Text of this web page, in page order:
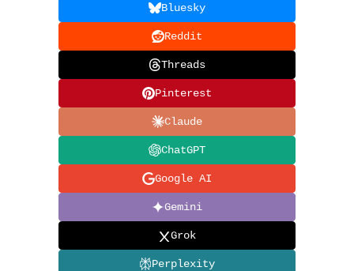
Bluesky
Reddit
Threads
Pinterest
Claude
ChatGPT
Google AI
Gemini
Grok
Perplexity